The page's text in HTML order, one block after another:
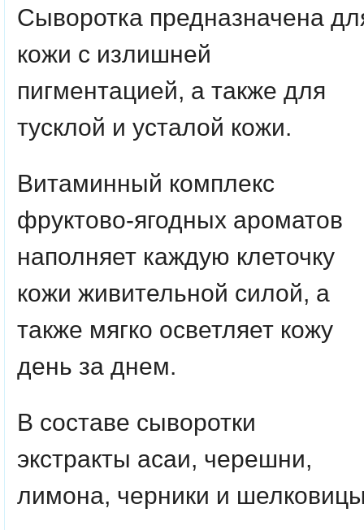
Сыворотка предназначена
кожи с излишней
пигментацией, а также для
тусклой и усталой кожи.
Витаминный комплекс
фруктово-ягодных ароматов
наполняет каждую клеточку
кожи живительной силой, а
также мягко осветляет кожу
день за днем.
В составе сыворотки
экстракты асаи, черешни,
лимона, черники и